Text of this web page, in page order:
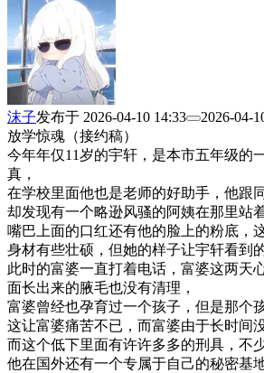
沫子发布于 2026-04-10 14:33
2026-04-
放学惊魂（接约稿）
今年年仅11岁的宇轩，是本市五年级的
真，
在学校里面他也是老师的好助手，他跟
却发现有一个略逊风骚的阿姨在那里站
嘴巴上面的口红还有他的脸上的粉底，
身材有些壮硕，但她的样子让宇轩看到
此时的富婆一直打着电话，富婆这两天
面长出来的腋毛也没有清理，
富婆曾经也孕育过一个孩子，但是那个
这让富婆痛苦不已，而富婆由于长时间
而这个低下里面有许许多多的刑具，不
他在国外还有一个专属于自己的秘密基